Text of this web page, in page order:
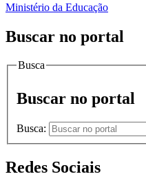
Ministério da Educação
Buscar no portal
Busca
Buscar no portal
Busca:
Redes Sociais